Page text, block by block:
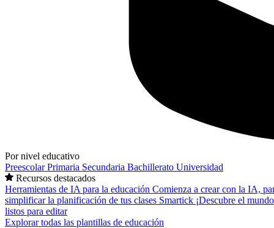
Por nivel educativo
PreescolarPrimaria Secundaria Bachillerato Universidad
Recursos destacados
Herramientas de IA para la educación Comienza a crear con la IA,
simplificar la planificación de tus clases Smartick ¡Descubre el
listos para editar
Explorar todas las plantillas de educación